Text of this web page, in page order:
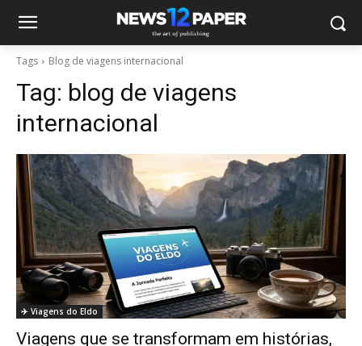
Tags Blog de viagens internacional
Tag: blog de viagens
internacional
✈️ Viagens do Eldo
Viagens que se transformam em histórias,